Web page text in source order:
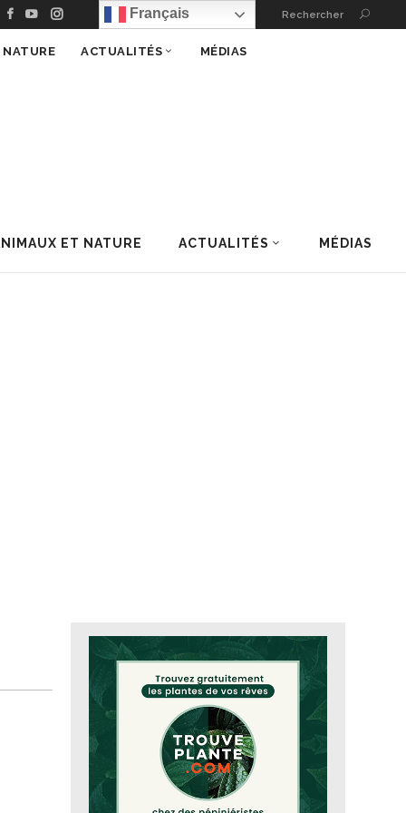
Français Rechercher
ET NATURE ACTUALITÉS MÉDIAS
ACTUALITÉS MÉDIAS